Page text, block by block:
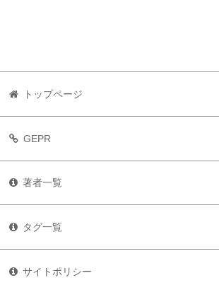
トップページ
GEPR
著者一覧
タグ一覧
サイトポリシー